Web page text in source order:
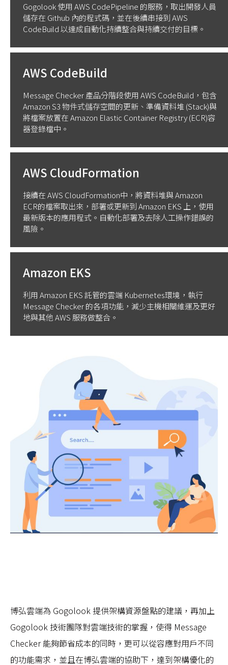
Gogolook 使用 AWS CodePipeline 的服務，取出開發人員
儲存在 Github 內的程式碼，並在後續串接到 AWS
CodeBuild 以達成自動化持續整合與持續交付的目標。
AWS CodeBuild
Message Checker 產品分階段使用 AWS CodeBuild，包含
Amazon S3 物件式儲存空間的更新、準備資料堆 (Stack)與
將檔案放置在 Amazon Elastic Container Registry (ECR)容
器登錄檔中。
AWS CloudFormation
接續在 AWS CloudFormation中，將資料堆與 Amazon
ECR的檔案取出來，部署或更新到 Amazon EKS 上，使用
最新版本的應用程式。自動化部署及去除人工操作錯誤的
風險。
Amazon EKS
利用 Amazon EKS 託管的雲端 Kubernetes環境，執行
Message Checker 的各項功能，減少主機相關維運及更好
地與其他 AWS 服務做整合。
博弘雲端為 Gogolook 提供架構資源盤點的建議，再加上
Gogolook 技術團隊對雲端技術的掌握，使得 Message
Checker 能夠節省成本的同時，更可以從容應對用戶不同
的功能需求，並且在博弘雲端的協助下，達到架構優化的